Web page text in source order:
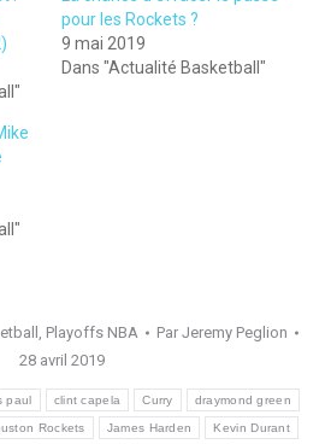
pour les Rockets ?
9 mai 2019
Dans "Actualité Basketball"
, Playoffs NBA Par Jeremy Peglion
28 avril 2019
paul clint capela Curry draymond green
Rockets James Harden Kevin Durant